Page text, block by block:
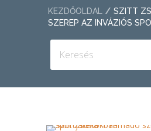
KEZDŐOLDAL
SZITT
SZEREP AZ INVÁZIÓS